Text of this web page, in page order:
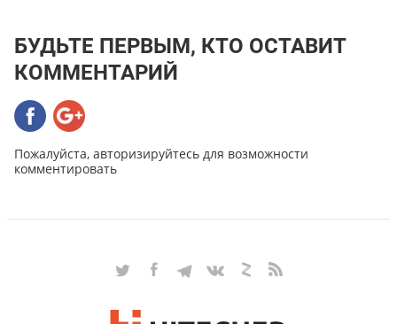
БУДЬТЕ ПЕРВЫМ, КТО ОСТАВИТ
КОММЕНТАРИЙ
Пожалуйста, авторизируйтесь для возможности
комментировать